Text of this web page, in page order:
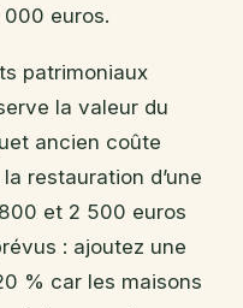
euros.
patrimoniaux
la valeur du
ancien coûte
restauration d’une
et 2 500 euros
: ajoutez une
% car les maisons